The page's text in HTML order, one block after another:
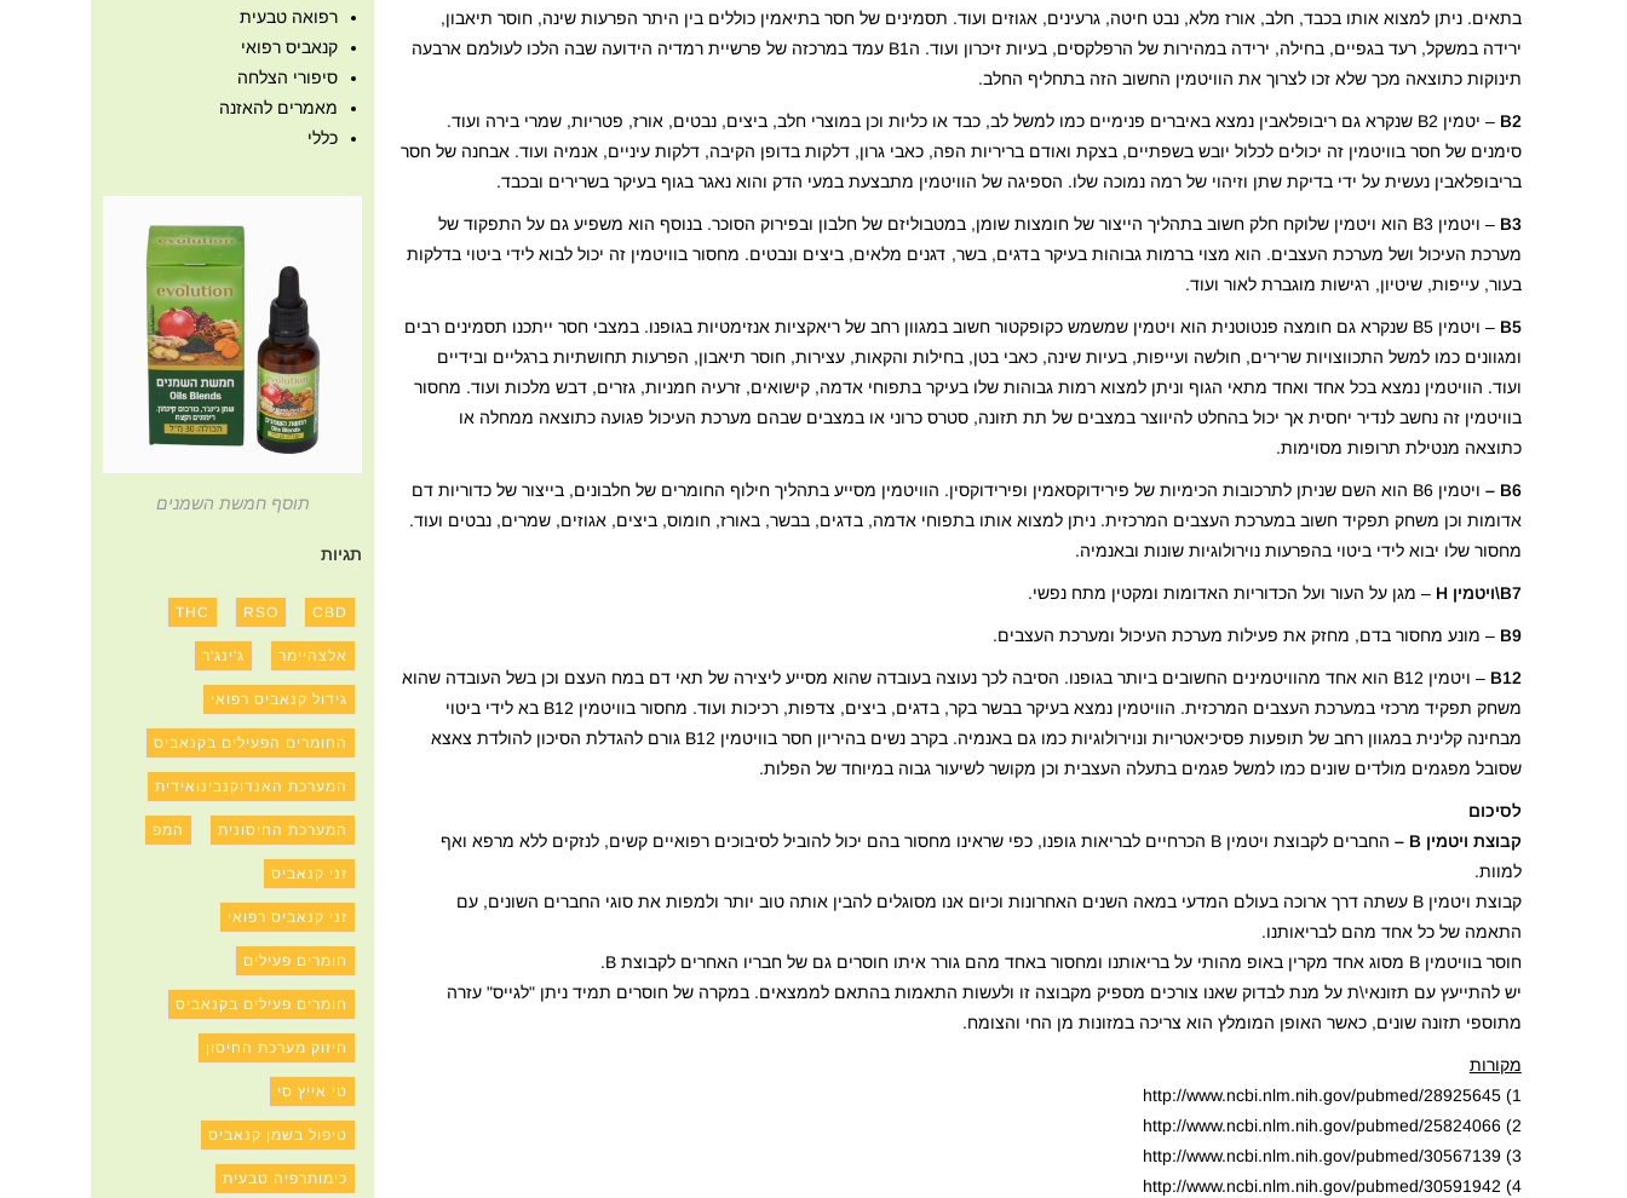
בתאים. ניתן למצוא אותו בכבד, חלב, אורז מלא, נבט חיטה, גרעינים, אגוזים ועוד. תסמינים של חסר בתיאמין כוללים בין היתר הפרעות שינה, חוסר תיאבון,
ירידה במשקל, רעד בגפיים, בחילה, ירידה במהירות של הרפלקסים, בעיות זיכרון ועוד. הB1 עמד במרכזה של פרשיית רמדיה הידועה שבה הלכו לעולמם ארבעה
תינוקות כתוצאה מכך שלא זכו לצרוך את הוויטמין החשוב הזה בתחליף החלב.
B2
– יטמין B2 שנקרא גם ריבופלאבין נמצא באיברים פנימיים כמו למשל לב, כבד או כליות וכן במוצרי חלב, ביצים, נבטים, אורז, פטריות, שמרי בירה ועוד.
סימנים של חסר בוויטמין זה יכולים לכלול יובש בשפתיים, בצקת ואודם בריריות הפה, כאבי גרון, דלקות בדופן הקיבה, דלקות עיניים, אנמיה ועוד. אבחנה של חסר
בריבופלאבין נעשית על ידי בדיקת שתן וזיהוי של רמה נמוכה שלו. הספיגה של הוויטמין מתבצעת במעי הדק והוא נאגר בגוף בעיקר בשרירים ובכבד.
B3
– ויטמין B3 הוא ויטמין שלוקח חלק חשוב בתהליך הייצור של חומצות שומן, במטבוליזם של חלבון ובפירוק הסוכר. בנוסף הוא משפיע גם על התפקוד של
מערכת העיכול ושל מערכת העצבים. הוא מצוי ברמות גבוהות בעיקר בדגים, בשר, דגנים מלאים, ביצים ונבטים. מחסור בוויטמין זה יכול לבוא לידי ביטוי בדלקות
בעור, עייפות, שיטיון, רגישות מוגברת לאור ועוד.
B5
– ויטמין B5 שנקרא גם חומצה פנטוטנית הוא ויטמין שמשמש כקופקטור חשוב במגוון רחב של ריאקציות אנזימטיות בגופנו. במצבי חסר ייתכנו תסמינים רבים
ומגוונים כמו למשל התכווצויות שרירים, חולשה ועייפות, בעיות שינה, כאבי בטן, בחילות והקאות, עצירות, חוסר תיאבון, הפרעות תחושתיות ברגליים ובידיים
ועוד. הוויטמין נמצא בכל אחד ואחד מתאי הגוף וניתן למצוא רמות גבוהות שלו בעיקר בתפוחי אדמה, קישואים, זרעיה חמניות, גזרים, דבש מלכות ועוד. מחסור
בוויטמין זה נחשב לנדיר יחסית אך יכול בהחלט להיווצר במצבים של תת תזונה, סטרס כרוני או במצבים שבהם מערכת העיכול פגועה כתוצאה ממחלה או
כתוצאה מנטילת תרופות מסוימות.
B6 –
ויטמין B6 הוא השם שניתן לתרכובות הכימיות של פירידוקסאמין ופירידוקסין. הוויטמין מסייע בתהליך חילוף החומרים של חלבונים, בייצור של כדוריות דם
אדומות וכן משחק תפקיד חשוב במערכת העצבים המרכזית. ניתן למצוא אותו בתפוחי אדמה, בדגים, בבשר, באורז, חומוס, ביצים, אגוזים, שמרים, נבטים ועוד.
מחסור שלו יבוא לידי ביטוי בהפרעות נוירולוגיות שונות ובאנמיה.
B7\ויטמין H – מגן על העור ועל הכדוריות האדומות ומקטין מתח נפשי.
B9 – מונע מחסור בדם, מחזק את פעילות מערכת העיכול ומערכת העצבים.
B12
– ויטמין B12 הוא אחד מהוויטמינים החשובים ביותר בגופנו. הסיבה לכך נעוצה בעובדה שהוא מסייע ליצירה של תאי דם במח העצם וכן בשל העובדה שהוא
משחק תפקיד מרכזי במערכת העצבים המרכזית. הוויטמין נמצא בעיקר בבשר בקר, בדגים, ביצים, צדפות, רכיכות ועוד. מחסור בוויטמין B12 בא לידי ביטוי
מבחינה קלינית במגוון רחב של תופעות פסיכיאטריות ונוירולוגיות כמו גם באנמיה. בקרב נשים בהיריון חסר בוויטמין B12 גורם להגדלת הסיכון להולדת צאצא
שסובל מפגמים מולדים שונים כמו למשל פגמים בתעלה העצבית וכן מקושר לשיעור גבוה במיוחד של הפלות.
לסיכום
קבוצת ויטמיןB
–
החברים לקבוצת ויטמין B הכרחיים לבריאות גופנו, כפי שראינו מחסור בהם יכול להוביל לסיבוכים רפואיים קשים, לנזקים ללא מרפא ואף
למוות.
קבוצת ויטמין B עשתה דרך ארוכה בעולם המדעי במאה השנים האחרונות וכיום אנו מסוגלים להבין אותה טוב יותר ולמפות את סוגי החברים השונים, עם
התאמה של כל אחד מהם לבריאותנו.
חוסר בוויטמין B מסוג אחד מקרין באופ מהותי על בריאותנו ומחסור באחד מהם גורר איתו חוסרים גם של חבריו האחרים לקבוצת B.
יש להתייעץ עם תזונאי\ת על מנת לבדוק שאנו צורכים מספיק מקבוצה זו ולעשות התאמות בהתאם לממצאים. במקרה של חוסרים תמיד ניתן "לגייס" עזרה
מתוספי תזונה שונים, כאשר האופן המומלץ הוא צריכה במזונות מן החי והצומח.
מקורות
1) http://www.ncbi.nlm.nih.gov/pubmed/28925645
2) http://www.ncbi.nlm.nih.gov/pubmed/25824066
3) http://www.ncbi.nlm.nih.gov/pubmed/30567139
4) http://www.ncbi.nlm.nih.gov/pubmed/30591942
רפואה טבעית
קנאביס רפואי
סיפורי הצלחה
מאמרים להאזנה
כללי
תוסף חמשת השמנים
תגיות
CBD
RSO
THC
אלצהיימר ג'ינג'ר
גידול קנאביס רפואי
החומרים הפעילים בקנאביס
המערכת האנדוקנבינואידית
המערכת החיסונית המפ
זני קנאביס
זני קנאביס רפואי
חומרים פעילים
חומרים פעילים בקנאביס
חיזוק מערכת החיסון
טי אייץ סי
טיפול בשמן קנאביס
כימותרפיה טבעית